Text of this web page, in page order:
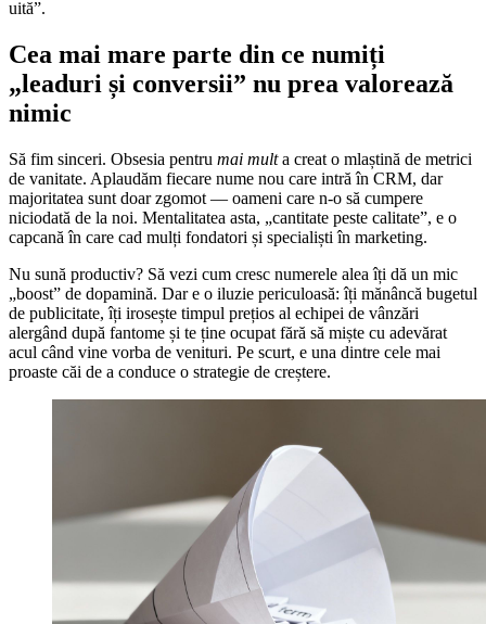
uită”.
Cea mai mare parte din ce numiți
„leaduri și conversii” nu prea valorează
nimic
Să fim sinceri. Obsesia pentru mai multa creat o mlaștină de metrici
de vanitate. Aplaudăm fiecare nume nou care intră în CRM, dar
majoritatea sunt doar zgomot — oameni care n-o să cumpere
niciodată de la noi. Mentalitatea asta, „cantitate peste calitate”, e o
capcană în care cad mulți fondatori și specialiști în marketing.
Nu sună productiv? Să vezi cum cresc numerele alea îți dă un mic
„boost” de dopamină. Dar e o iluzie periculoasă: îți mănâncă bugetul
de publicitate, îți irosește timpul prețios al echipei de vânzări
alergând după fantome și te ține ocupat fără să miște cu adevărat
acul când vine vorba de venituri. Pe scurt, e una dintre cele mai
proaste căi de a conduce o strategie de creștere.